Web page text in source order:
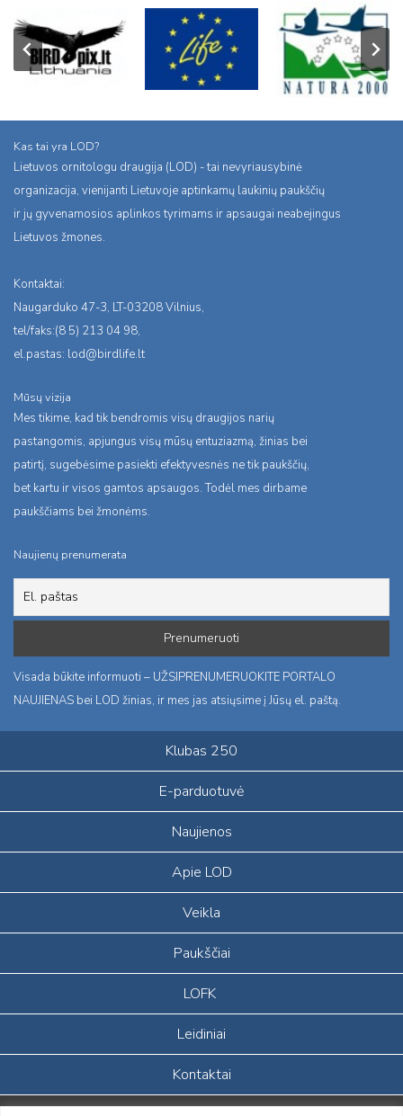
Kas tai yra LOD?
Lietuvos ornitologu draugija (LOD) - tai nevyriausybinė
organizacija, vienijanti Lietuvoje aptinkamų laukinių paukščių
ir jų gyvenamosios aplinkos tyrimams ir apsaugai neabejingus
Lietuvos žmones.
Kontaktai:
Naugarduko 47-3, LT-03208 Vilnius,
tel/faks:(8 5) 213 04 98,
el.pastas: lod@birdlife.lt
Mūsų vizija
Mes tikime, kad tik bendromis visų draugijos narių
pastangomis, apjungus visų mūsų entuziazmą, žinias bei
patirtį, sugebėsime pasiekti efektyvesnės ne tik paukščių,
bet kartu ir visos gamtos apsaugos. Todėl mes dirbame
paukščiams bei žmonėms.
Naujienų prenumerata
Visada būkite informuoti – UŽSIPRENUMERUOKITE PORTALO
NAUJIENAS bei LOD žinias, ir mes jas atsiųsime į Jūsų el. paštą.
Klubas 250
E-parduotuvė
Naujienos
Apie LOD
Veikla
Paukščiai
LOFK
Leidiniai
Kontaktai